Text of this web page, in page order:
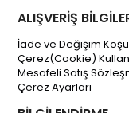
ALIŞVERİŞ
İade ve Değişim
Çerez(Cookie)
Mesafeli Satış
Çerez Ayarları